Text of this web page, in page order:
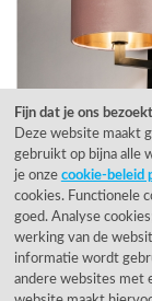
30901 · Schakelaar
wandplaat ·voorradig
Geschikte
Fijn dat je ons
Deze website maakt
gebruikt op bijna alle
je onze cookie-beleid
cookies. Functionele
goed. Analyse
werking van de
informatie wordt
andere websites met